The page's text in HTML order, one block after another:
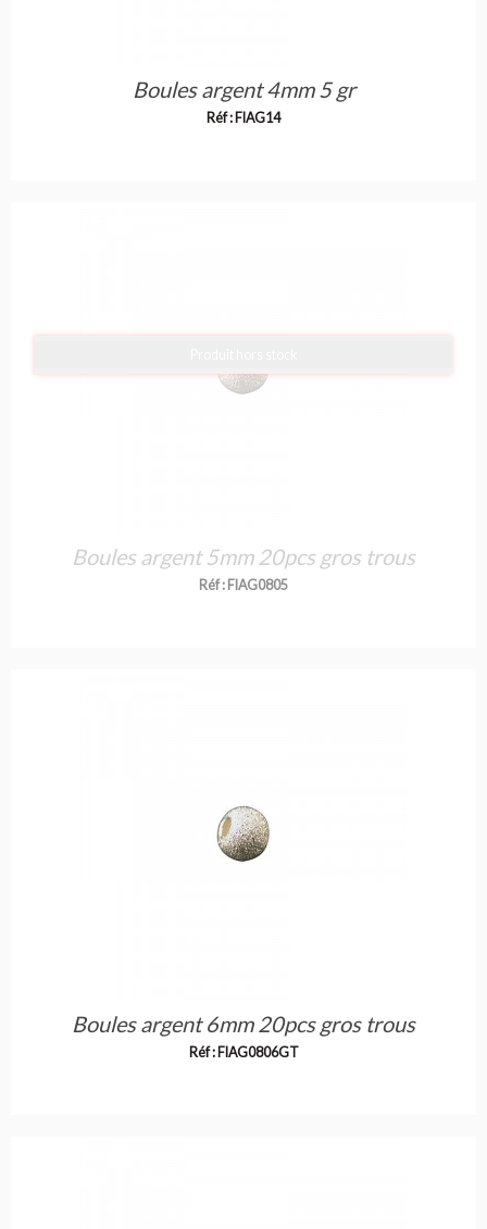
Boules argent 4mm 5 gr
Réf : FIAG14
Boules argent 5mm 20pcs gros trous
Réf : FIAG0805
Boules argent 6mm 20pcs gros trous
Réf : FIAG0806GT